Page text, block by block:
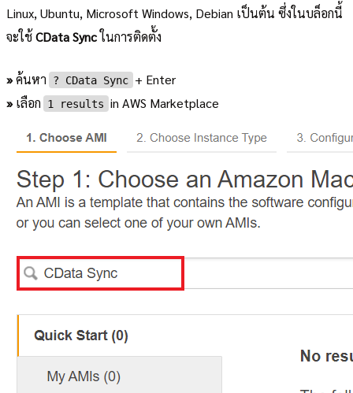
Linux, Ubuntu, Microsoft Windows, Debian เป็นต้น ซึ่งในบล็อกนี้
จะใช้CData Syncในการติดตั้ง
»ค้นหา ?︎ CData Sync + Enter
»เลือก 1 results in AWS Marketplace